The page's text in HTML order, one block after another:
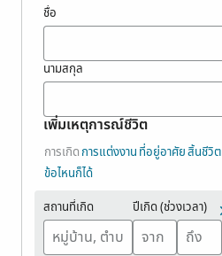
ชื่อ
นามสกุล
เพิ่มเหตุการณ์ชีวิต
การเกิด การแต่งงาน ที่อยู่อาศัยสิ้นชีวิต
ข้อไหนก็ได้
สถานที่เกิด
ปีเกิด (ช่วงเวลา)